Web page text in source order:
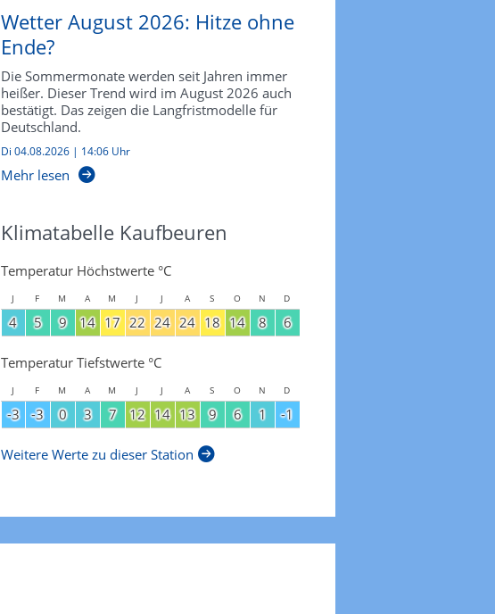
Wetter August 2026: Hitze ohne
Ende?
Die Sommermonate werden seit Jahren immer
heißer. Dieser Trend wird im August 2026 auch
bestätigt. Das zeigen die Langfristmodelle für
Deutschland.
Di 04.08.2026 | 14:06 Uhr
Mehr lesen
Klimatabelle Kaufbeuren
Temperatur Höchstwerte °C
J F M A M J J A S O N D
4 5 9 14 17 22 24 24 18 14 8 6
Temperatur Tiefstwerte °C
J F M A M J J A S O N D
-3 -3 0 3 7 12 14 13 9 6 1 -1
Weitere Werte zu dieser Station